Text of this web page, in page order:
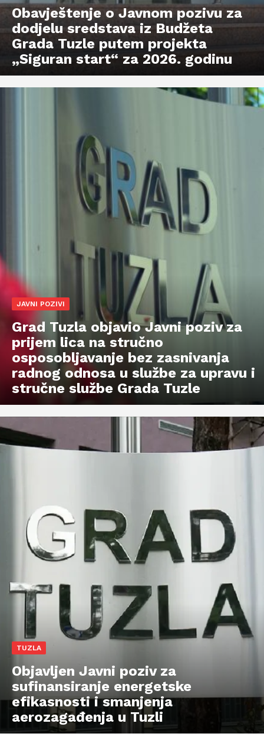
Obavještenje o Javnom pozivu za
dodjelu sredstava iz Budžeta
Grada Tuzle putem projekta
„Siguran start“ za 2026. godinu
JAVNI POZIVI
Grad Tuzla objavio Javni poziv za
prijem lica na stručno
osposobljavanje bez zasnivanja
radnog odnosa u službe za upravu i
stručne službe Grada Tuzle
TUZLA
Objavljen Javni poziv za
sufinansiranje energetske
efikasnosti i smanjenja
aerozagađenja u Tuzli